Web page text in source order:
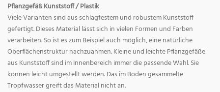
Pflanzgefäß Kunststoff / Plastik
Viele Varianten sind aus schlagfestem und robustem Kunststoff
gefertigt. Dieses Material lässt sich in vielen Formen und Farben
verarbeiten. So ist es zum Beispiel auch möglich, eine natürliche
Oberflächenstruktur nachzuahmen. Kleine und leichte Pflanzgefäße
aus Kunststoff sind im Innenbereich immer die passende Wahl. Sie
können leicht umgestellt werden. Das im Boden gesammelte
Tropfwasser greift das Material nicht an.